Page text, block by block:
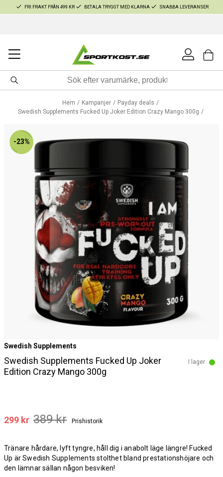
FRI FRAKT FRÅN 499 KR BETALA TRYGGT MED KLARNA SNABBA LEVERANSER
Hem Kampanjer
Payday deals
Swedish Supplements Fucked Up Joker Edition Crazy Mango 300g
-23%
Swedish Supplements
Swedish Supplements Fucked Up Joker
Edition Crazy Mango 300g
I lager
299 kr 389 kr Prishistorik
Tränare hårdare, lyft tyngre, håll dig i anabolt läge längre! Fucked
Up är Swedish Supplements stolthet bland prestationshöjare och
den lämnar sällan någon besviken!